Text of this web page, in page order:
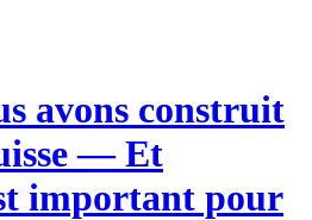
avons construit
— Et
important pour